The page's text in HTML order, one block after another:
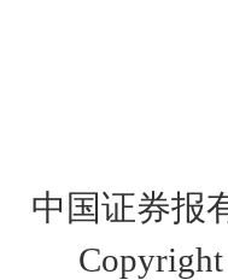
中国证券报